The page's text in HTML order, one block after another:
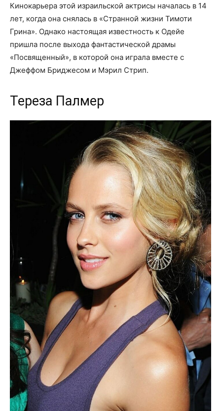
Кинокарьера этой израильской актрисы началась в 14
лет, когда она снялась в «Странной жизни Тимоти
Грина». Однако настоящая известность к Одейе
пришла после выхода фантастической драмы
«Посвященный», в которой она играла вместе с
Джеффом Бриджесом и Мэрил Стрип.
Тереза Палмер